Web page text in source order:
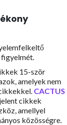
15-ször
amelyek nem
CACTUS
cikkek
amellyel
közösségre.